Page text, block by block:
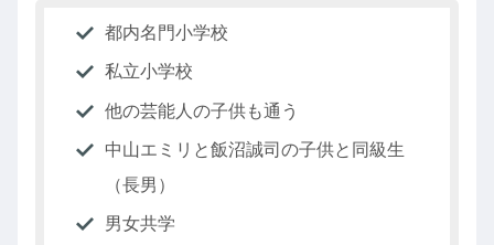
都内名門小学校
私立小学校
他の芸能人の子供も通う
中山エミリと飯沼誠司の子供と同級生
（長男）
男女共学